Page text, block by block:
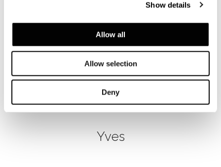
Show details
Allow all
Allow selection
Deny
Yves